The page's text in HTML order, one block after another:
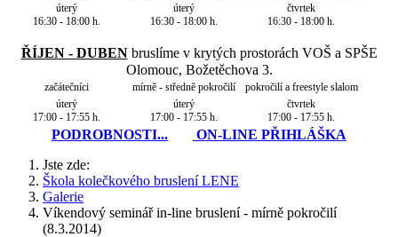
úterý
16:30 - 18:00 h.
úterý
16:30 - 18:00 h.
čtvrtek
16:30 - 18:00 h.
ŘÍJEN - DUBENbruslíme v krytých prostorách VOŠ a SPŠE
Olomouc, Božetěchova 3.
začátečníci mírně - středně pokročilí
pokročilí a freestyle slalom
úterý
17:00 - 17:55 h.
úterý
17:00 - 17:55 h.
čtvrtek
17:00 - 17:55 h.
PODROBNOSTI...
ON-LINE PŘIHLÁŠKA
Jste zde:
Škola kolečkového bruslení LENE
Galerie
Víkendový seminář in-line bruslení - mírně pokročilí
(8.3.2014)